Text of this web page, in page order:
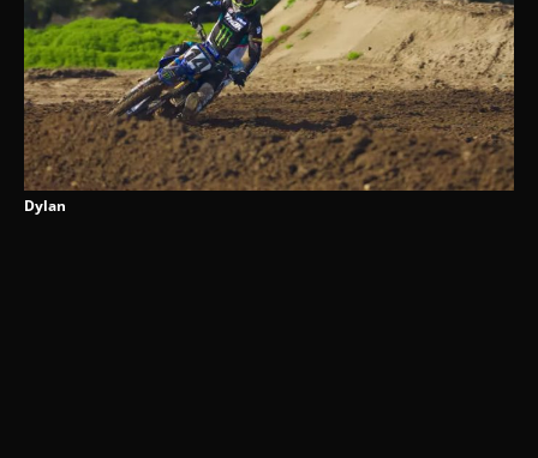
Dylan